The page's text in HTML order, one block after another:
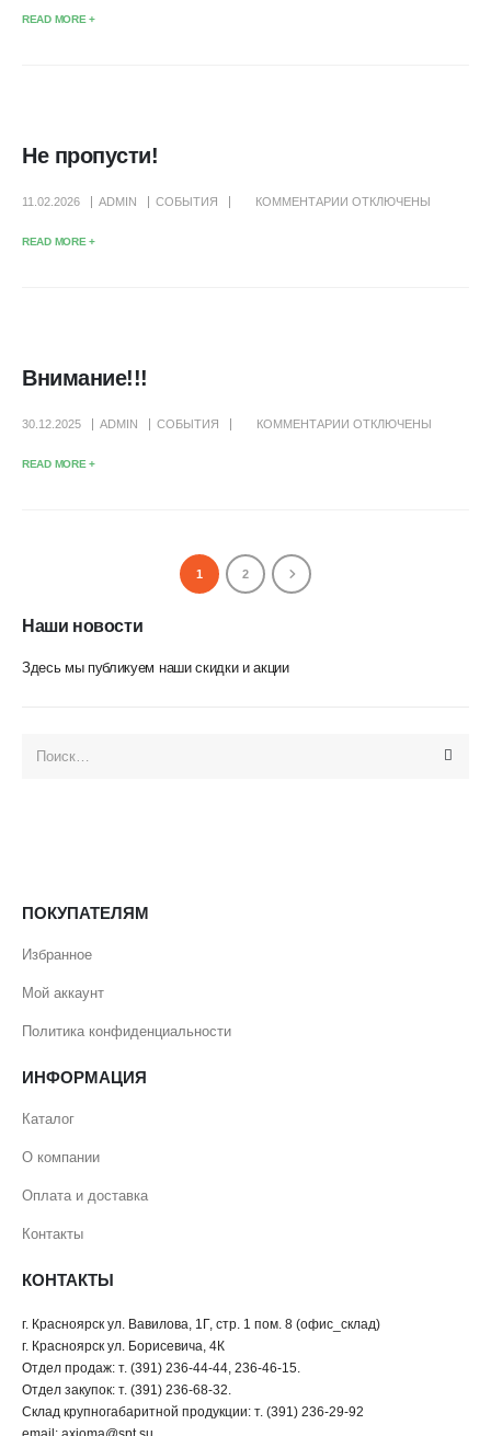
READ MORE +
Не пропусти!
11.02.2026 ADMIN СОБЫТИЯ КОММЕНТАРИИ КОТКЛЮЧЕНЫ
READ MORE +
Внимание!!!
30.12.2025 ADMIN СОБЫТИЯ КОММЕНТАРИИ КОТКЛЮЧЕНЫ
READ MORE +
1 2
Наши новости
Здесь мы публикуем наши скидки и акции
ПОКУПАТЕЛЯМ
Избранное
Мой аккаунт
Политика конфиденциальности
ИНФОРМАЦИЯ
Каталог
О компании
Оплата и доставка
Контакты
КОНТАКТЫ
г. Красноярск ул. Вавилова, 1Г, стр. 1 пом. 8 (офис_склад)
г. Красноярск ул. Борисевича, 4К
Отдел продаж: т. (391) 236-44-44, 236-46-15.
Отдел закупок: т. (391) 236-68-32.
Склад крупногабаритной продукции: т. (391) 236-29-92
email: axioma@spt.su